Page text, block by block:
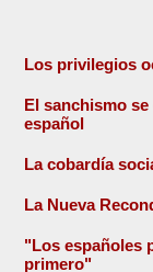
Los privilegios
El sanchismo
español
La cobardía
La Nueva
"Los españoles
primero"